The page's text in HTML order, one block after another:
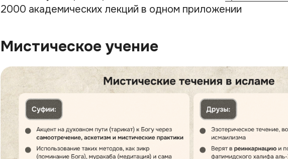
2000 академических лекций в одном приложении
Мистическое учение